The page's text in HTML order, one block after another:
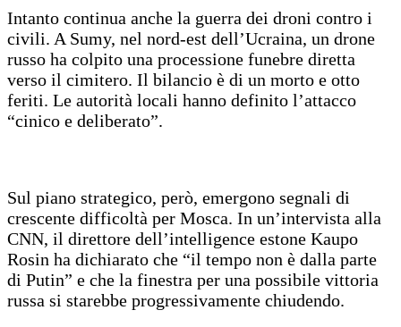
Intanto continua anche la guerra dei droni contro i
civili. A Sumy, nel nord-est dell’Ucraina, un drone
russo ha colpito una processione funebre diretta
verso il cimitero. Il bilancio è di un morto e otto
feriti. Le autorità locali hanno definito l’attacco
“cinico e deliberato”.
Sul piano strategico, però, emergono segnali di
crescente difficoltà per Mosca. In un’intervista alla
CNN, il direttore dell’intelligence estone Kaupo
Rosin ha dichiarato che “il tempo non è dalla parte
di Putin” e che la finestra per una possibile vittoria
russa si starebbe progressivamente chiudendo.